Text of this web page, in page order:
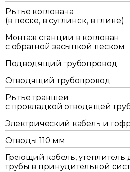
Рытье котлована
(в песке, в суглинок, в глине)
Монтаж станции в котлован
с обратной засыпкой песком
Подводящий трубопровод
Отводящий трубопровод
Рытье траншеи
с прокладкой отводящей
Электрический кабель и
Отводы 110 мм
Греющий кабель,
трубы в принудительной